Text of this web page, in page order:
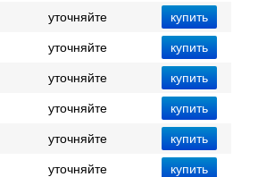
уточняйте
уточняйте
уточняйте
уточняйте
уточняйте
уточняйте